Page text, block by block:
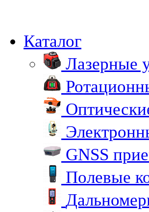
Каталог
Лазерные
GNSS
Полевые